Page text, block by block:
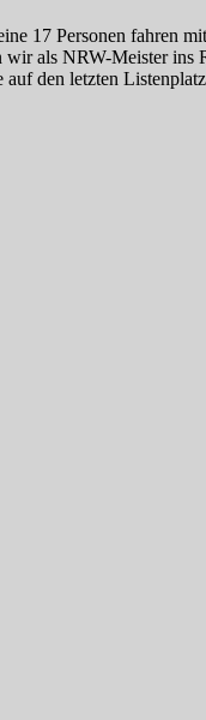
17 Personen fahren
als NRW-Meister
den letzten